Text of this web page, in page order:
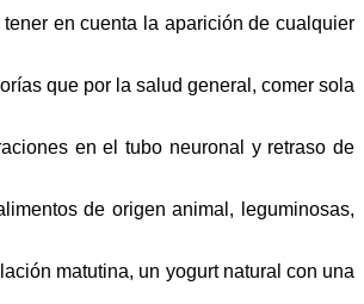
en cuenta la aparición de cualquier
que por la salud general, comer sola
en el tubo neuronal y retraso de
de origen animal, leguminosas,
matutina, un yogurt natural con una